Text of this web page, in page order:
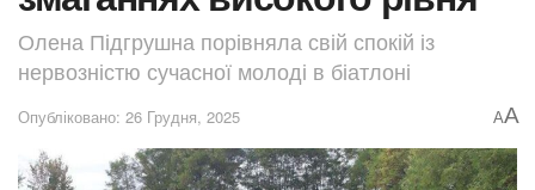
Олена Підгрушна порівняла свій спокій із
нервозністю сучасної молоді в біатлоні
Опубліковано: 26 Грудня, 2025 AA